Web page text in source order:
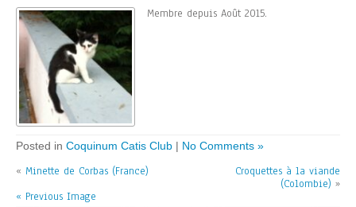
Membre depuis Août 2015.
Posted in Coquinum Catis Club | No Comments »
« Minette de Corbas (France)
Croquettes à la viande
(Colombie) »
« Previous Image